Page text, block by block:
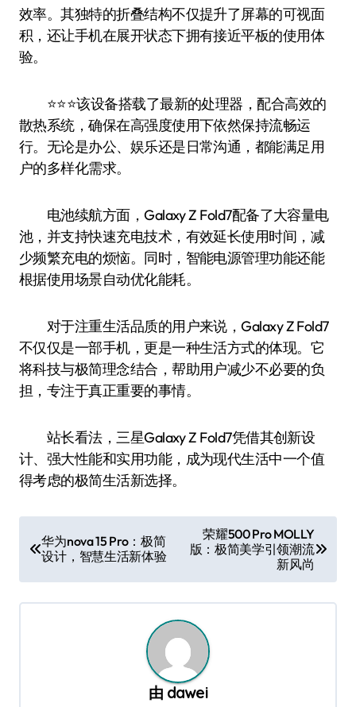
效率。其独特的折叠结构不仅提升了屏幕的可视面
积，还让手机在展开状态下拥有接近平板的使用体
验。
⭐️⭐️⭐️该设备搭载了最新的处理器，配合高效的
散热系统，确保在高强度使用下依然保持流畅运
行。无论是办公、娱乐还是日常沟通，都能满足用
户的多样化需求。
电池续航方面，Galaxy Z Fold7配备了大容量电
池，并支持快速充电技术，有效延长使用时间，减
少频繁充电的烦恼。同时，智能电源管理功能还能
根据使用场景自动优化能耗。
对于注重生活品质的用户来说，Galaxy Z Fold7
不仅仅是一部手机，更是一种生活方式的体现。它
将科技与极简理念结合，帮助用户减少不必要的负
担，专注于真正重要的事情。
站长看法，三星Galaxy Z Fold7凭借其创新设
计、强大性能和实用功能，成为现代生活中一个值
得考虑的极简生活新选择。
章
导
航
华为nova 15 Pro：极简
设计，智慧生活新体验
荣耀500 Pro MOLLY
版：极简美学引领潮流
新风尚
由 dawei